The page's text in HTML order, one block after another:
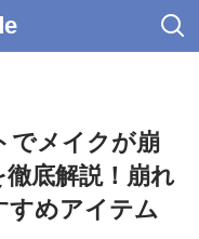
でメイクが崩
底解説！崩れ
すめアイテム